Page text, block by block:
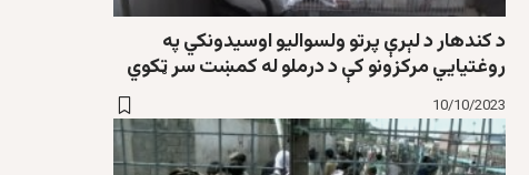
د کندهار د لېرې پرتو ولسوالیو اوسیدونکي په
روغتیایي مرکزونو کې د درملو له کمښت سر ټکوي
10/10/2023